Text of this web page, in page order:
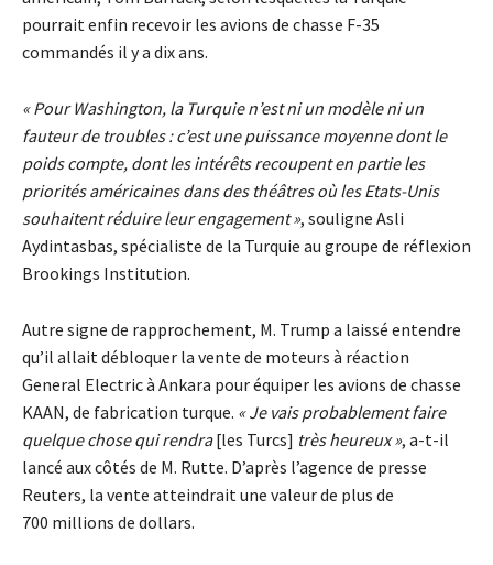
pourrait enfin recevoir les avions de chasse F-35
commandés il y a dix ans.
« Pour Washington, la Turquie n’est ni un modèle ni un
fauteur de troubles : c’est une puissance moyenne dont le
poids compte, dont les intérêts recoupent en partie les
priorités américaines dans des théâtres où les Etats-Unis
souhaitent réduire leur engagement », souligne Asli
Aydintasbas, spécialiste de la Turquie au groupe de réflexion
Brookings Institution.
Autre signe de rapprochement, M. Trump a laissé entendre
qu’il allait débloquer la vente de moteurs à réaction
General Electric à Ankara pour équiper les avions de chasse
KAAN, de fabrication turque. « Je vais probablement faire
quelque chose qui rendra[les Turcs] très heureux », a-t-il
lancé aux côtés de M. Rutte. D’après l’agence de presse
Reuters, la vente atteindrait une valeur de plus de
700 millions de dollars.